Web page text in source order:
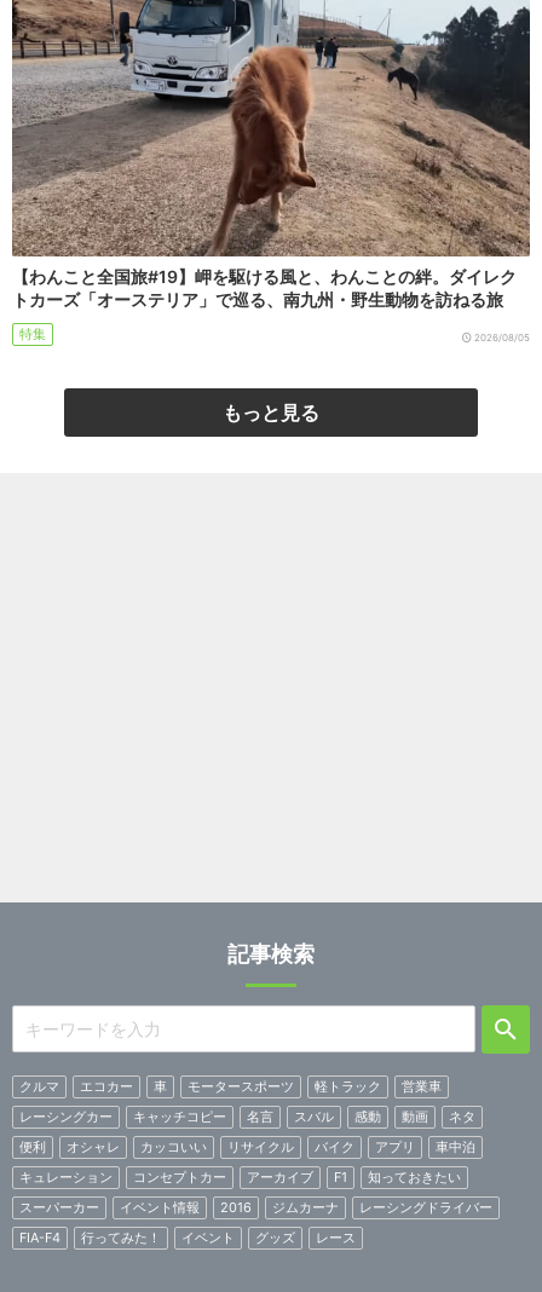
【わんこと全国旅#19】岬を駆ける風と、わんことの絆。ダイレク
トカーズ「オーステリア」で巡る、南九州・野生動物を訪ねる旅
特集 2026/08/05
もっと見る
記事検索
クルマ エコカー 車 モータースポーツ 軽トラック
営業車
レーシングカー
キャッチコピー 名言 スバル 感動 動画
ネタ
便利
オシャレ カッコいい リサイクル バイク アプリ
車中泊
キュレーション
コンセプトカー アーカイブ F1
知っておきたい
スーパーカー
イベント情報 2016 ジムカーナ
レーシングドライバー
FIA-F4
行ってみた！ イベント グッズ レース